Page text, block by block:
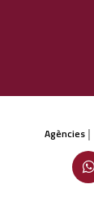
Agències |